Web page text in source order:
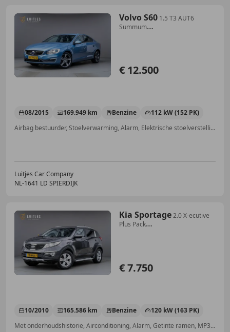
Volvo S60 1.5 T3 AUT6
Summum
€ 12.500
08/2015 169.949 km Benzine
112 kW (152 PK)
Airbag bestuurder, Stoelverwarming, Alarm, Elektrische stoelverstelling, Met onderhoudshistorie, Navigatiesysteem, Automatische klimaatregeling, Airbag passagier
Luitjes Car Company
NL-1641 LD SPIERDIJK
Kia Sportage2.0 X-ecutive
Plus Pack
€ 7.750
10/2010 165.586 km Benzine
120 kW (163 PK)
Met onderhoudshistorie, Airconditioning, Alarm, Getinte ramen, MP3, Bluetooth, Centrale vergrendeling, Radio